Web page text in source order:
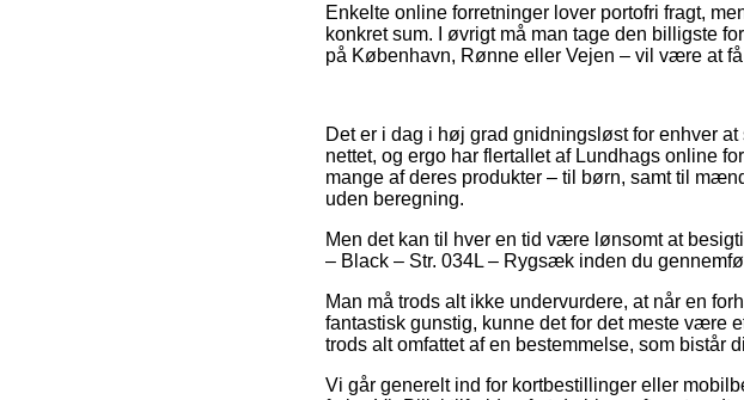
Enkelte online forretninger lover portofri fragt,
konkret sum. I øvrigt må man tage den billigste
på København, Rønne eller Vejen – vil være at
Det er i dag i høj grad gnidningsløst for enhver
nettet, og ergo har flertallet af Lundhags online
mange af deres produkter – til børn, samt til
uden beregning.
Men det kan til hver en tid være lønsomt at
– Black – Str. 034L – Rygsæk inden du
Man må trods alt ikke undervurdere, at når en
fantastisk gunstig, kunne det for det meste være
trods alt omfattet af en bestemmelse, som bistår
Vi går generelt ind for kortbestillinger eller